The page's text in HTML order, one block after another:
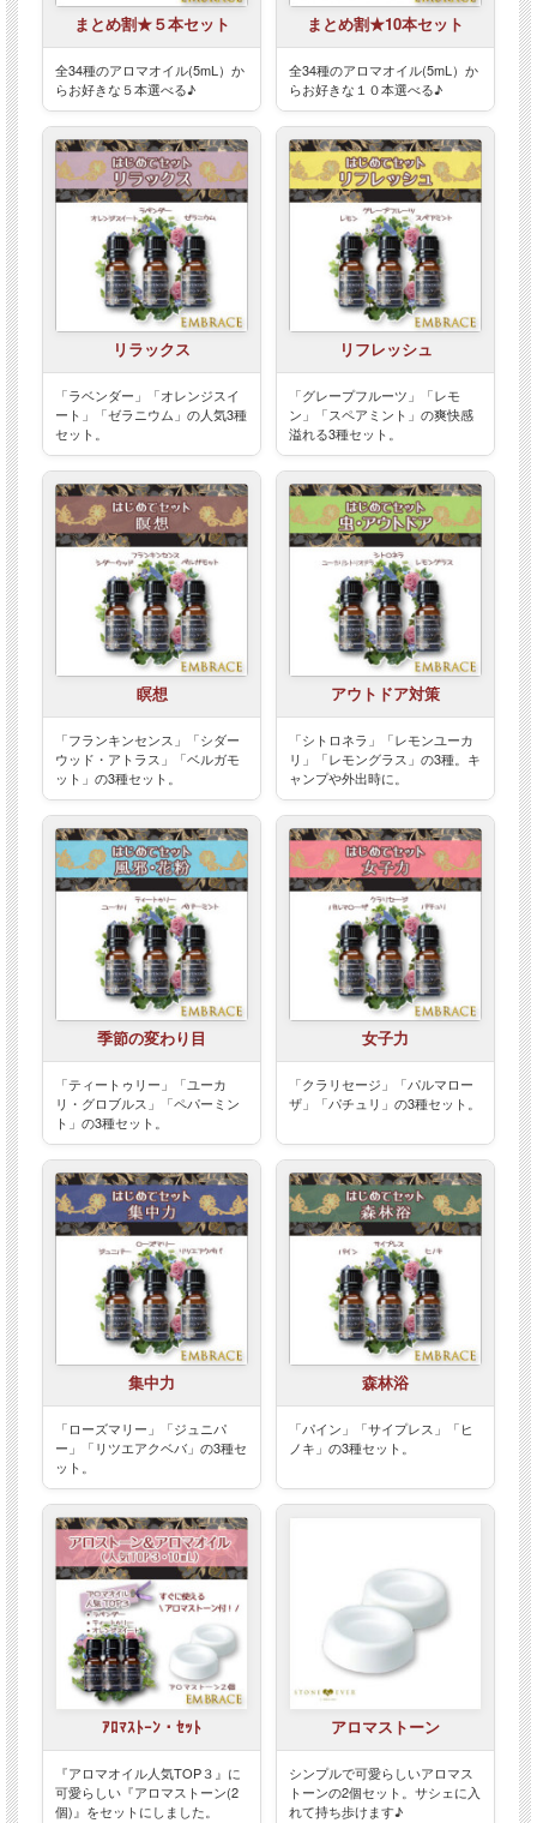
まとめ割★５本セット
全34種のアロマオイル(5mL）か
らお好きな５本選べる♪
まとめ割★10本セット
全34種のアロマオイル(5mL）か
らお好きな１０本選べる♪
リラックス
「ラベンダー」「オレンジスイ
ート」「ゼラニウム」の人気3種
セット。
リフレッシュ
「グレープフルーツ」「レモ
ン」「スペアミント」の爽快感
溢れる3種セット。
瞑想
「フランキンセンス」「シダー
ウッド・アトラス」「ベルガモ
ット」の3種セット。
アウトドア対策
「シトロネラ」「レモンユーカ
リ」「レモングラス」の3種。キ
ャンプや外出時に。
季節の変わり目
「ティートゥリー」「ユーカ
リ・グロブルス」「ペパーミン
ト」の3種セット。
女子力
「クラリセージ」「パルマロー
ザ」「パチュリ」の3種セット。
集中力
「ローズマリー」「ジュニパ
ー」「リツエアクベバ」の3種セ
ット。
森林浴
「パイン」「サイプレス」「ヒ
ノキ」の3種セット。
ｱﾛﾏｽﾄｰﾝ・ｾｯﾄ
『アロマオイル人気TOP３』に
可愛らしい『アロマストーン(2
個)』をセットにしました。
アロマストーン
シンプルで可愛らしいアロマス
トーンの2個セット。サシェに入
れて持ち歩けます♪